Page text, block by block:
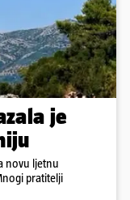
je
novu ljetnu
pratitelji